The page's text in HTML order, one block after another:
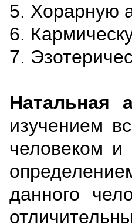
5. Хорарную
6.
7.
Натальная
изучением
человеком и
данного